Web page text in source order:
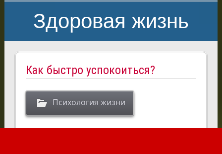
Здоровая жизнь
Как быстро успокоиться?
Психология жизни